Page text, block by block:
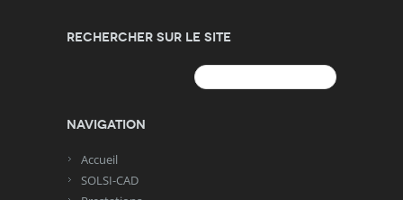
Rechercher sur le site
Navigation
Accueil
SOLSI-CAD